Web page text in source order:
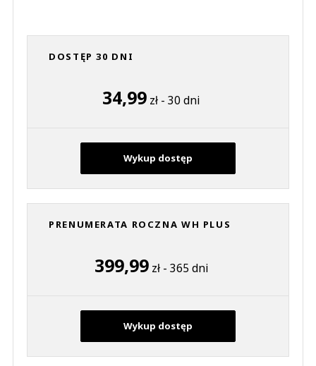
DOSTĘP 30 DNI
34,99 zł - 30 dni
Wykup dostęp
PRENUMERATA ROCZNA WH PLUS
399,99zł - 365 dni
Wykup dostęp